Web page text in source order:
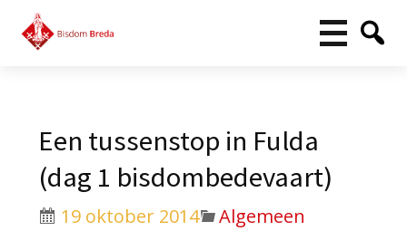
Een tussenstop in Fulda
(dag 1 bisdombedevaart)
19 oktober 2014 Algemeen